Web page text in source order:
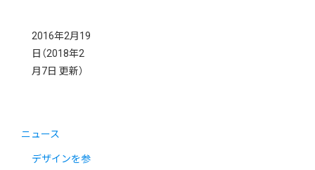
2016年2月19
日 （2018年2
月7日 更新）
ニュース
デザインを参